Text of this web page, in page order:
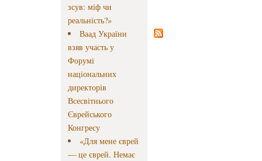
зсув: міф чи
реальність?»
Ваад України
взяв участь у
Форумі
національних
директорів
Всесвітнього
Єврейського
Конгресу
«Для мене єврей
— це єврей. Немає